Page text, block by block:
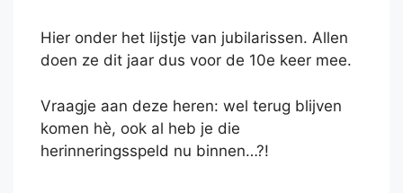
Hier onder het lijstje van jubilarissen. Allen
doen ze dit jaar dus voor de 10e keer mee.
Vraagje aan deze heren: wel terug blijven
komen hè, ook al heb je die
herinneringsspeld nu binnen…?!